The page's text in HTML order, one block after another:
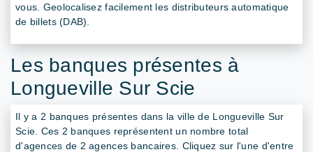
vous. Geolocalisez facilement les distributeurs automatique
de billets (DAB).
Les banques présentes à
Longueville Sur Scie
Il y a 2 banques présentes dans la ville de Longueville Sur
Scie. Ces 2 banques représentent un nombre total
d'agences de 2 agences bancaires. Cliquez sur l'une d'entre